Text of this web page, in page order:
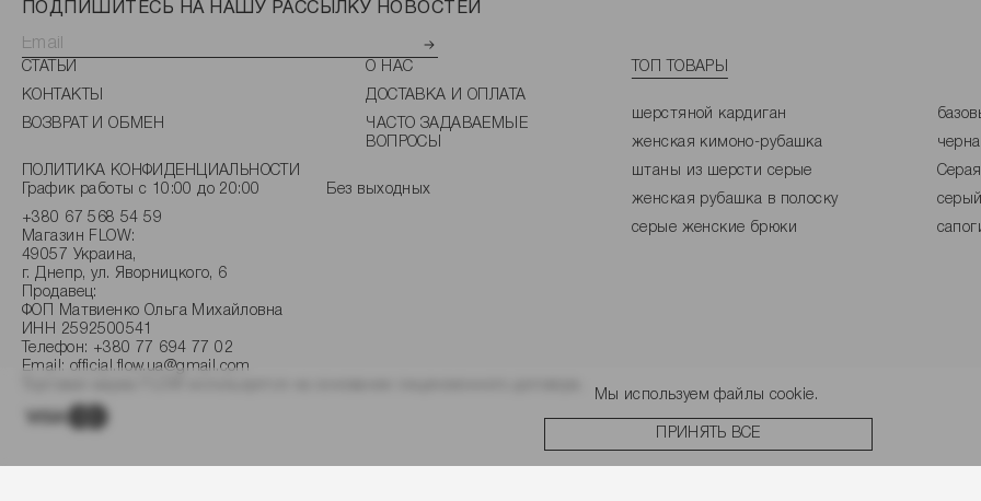
ПОДПИШИТЕСЬ НА НАШУ РАССЫЛКУ НОВОСТЕЙ
СТАТЬИ
О НАС
КОНТАКТЫ
ДОСТАВКА И ОПЛАТА
ВОЗВРАТ И ОБМЕН
ЧАСТО ЗАДАВАЕМЫЕ
ВОПРОСЫ
ПОЛИТИКА КОНФИДЕНЦИАЛЬНОСТИ
График работы с 10:00 до 20:00
Без выходных
+380 67 568 54 59
Магазин FLOW:
49057 Украина,
г. Днепр, ул. Яворницкого, 6
Продавец:
ФОП Матвиенко Ольга Михайловна
ИНН 2592500541
Телефон: +380 77 694 77 02
Email: official.flow.ua@gmail.com
ТОП ТОВАРЫ
шерстяной кардиган
женская кимоно-рубашка
штаны из шерсти серые
женская рубашка в полоску
серые женские брюки
Мы используем файлы cookie.
ПРИНЯТЬ ВСЕ